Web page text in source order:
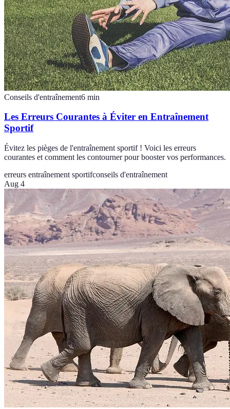
Conseils d'entraînement6 min
Les Erreurs Courantes à Éviter en Entraînement
Sportif
Évitez les pièges de l'entraînement sportif ! Voici les erreurs
courantes et comment les contourner pour booster vos performances.
erreurs entraînement sportifconseils d'entraînement
Aug 4